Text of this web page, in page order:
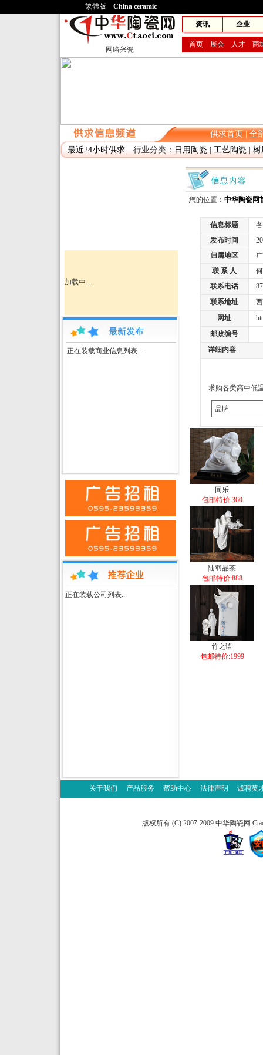
繁體版 China ceramic
网络兴瓷
资讯 企业
首页 展会 人才 商
供求首页|全
最近24小时供求行业分类： 日用陶瓷| 工艺陶瓷| 树
加载中...
正在装载商业信息列表...
正在装载公司列表...
您的位置： 中华陶瓷网
信息标题
各
发布时间
归属地区
广
联 系 人
何
联系电话
联系地址
西
网址
邮政编号
详细内容
求购各类高中低
品牌
同乐
包邮特价:360
陆羽品茶
包邮特价:888
竹之语
包邮特价:1999
关于我们 产品服务 帮助中心 法律声明 诚聘英
版权所有 (C) 2007-2009 中华陶瓷网